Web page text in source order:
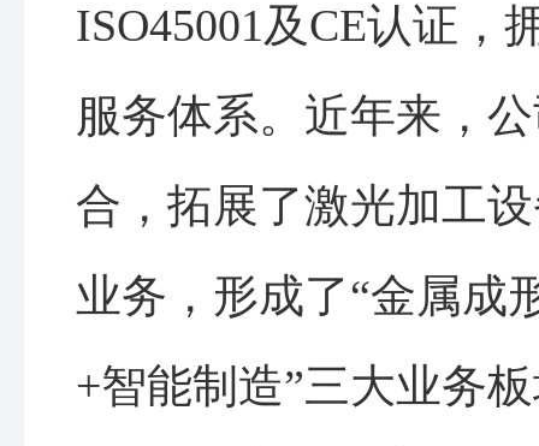
ISO45001及CE认证，
服务体系。近年来，
合，拓展了激光加工
业务，形成了“金属成
+智能制造”三大业务